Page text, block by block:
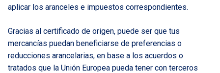
aplicar los aranceles e impuestos correspondientes.
Gracias al certificado de origen, puede ser que tus
mercancías puedan beneficiarse de preferencias o
reducciones arancelarias, en base a los acuerdos o
tratados que la Unión Europea pueda tener con terceros